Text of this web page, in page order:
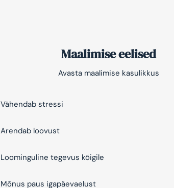
Maalimise eelised
Avasta maalimise kasulikkus
Vähendab stressi
Arendab loovust
Loominguline tegevus kõigile
Mõnus paus igapäevaelust